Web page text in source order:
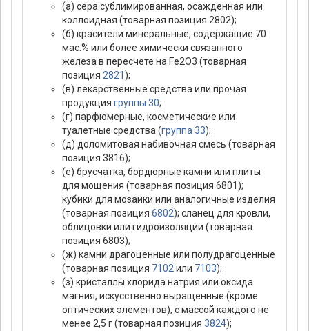
(а) сера сублимированная, осажденная или
коллоидная (товарная позиция 2802);
(б) красители минеральные, содержащие 70
мас.% или более химически связанного
железа в пересчете на Fe2O3 (товарная
позиция 2821);
(в) лекарственные средства или прочая
продукция группы 30;
(г) парфюмерные, косметические или
туалетные средства (группа 33);
(д) доломитовая набивочная смесь (товарная
позиция 3816);
(е) брусчатка, бордюрные камни или плиты
для мощения (товарная позиция 6801);
кубики для мозаики или аналогичные изделия
(товарная позиция 6802); сланец для кровли,
облицовки или гидроизоляции (товарная
позиция 6803);
(ж) камни драгоценные или полудрагоценные
(товарная позиция 7102 или 7103);
(з) кристаллы хлорида натрия или оксида
магния, искусственно выращенные (кроме
оптических элементов), с массой каждого не
менее 2,5 г (товарная позиция 3824);